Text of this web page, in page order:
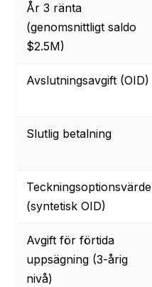
År 3 ränta
(genomsnittligt saldo
$2.5M)
Avslutningsavgift (OID)
Slutlig betalning
Teckningsoptionsvärde
(syntetisk OID)
Avgift för förtida
uppsägning (3-årig
nivå)